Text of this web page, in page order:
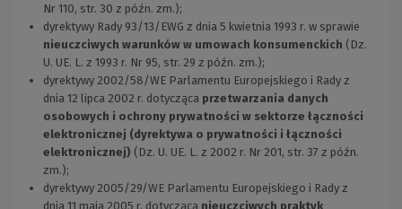
Nr 110, str. 30 z późn. zm.);
dyrektywy Rady 93/13/EWG z dnia 5 kwietnia 1993 r. w sprawie
nieuczciwych warunków w umowach konsumenckich (Dz.
U. UE. L. z 1993 r. Nr 95, str. 29 z późn. zm.);
dyrektywy 2002/58/WE Parlamentu Europejskiego i Rady z
dnia 12 lipca 2002 r. dotycząca przetwarzania danych
osobowych i ochrony prywatności w sektorze łączności
elektronicznej (dyrektywa o prywatności i łączności
elektronicznej) (Dz. U. UE. L. z 2002 r. Nr 201, str. 37 z późn.
zm.);
dyrektywy 2005/29/WE Parlamentu Europejskiego i Rady z
dnia 11 maja 2005 r. dotycząca nieuczciwych praktyk